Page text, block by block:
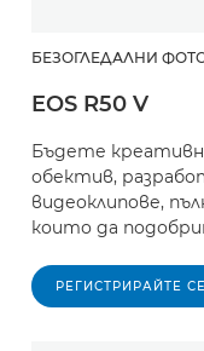
БЕЗОГЛЕДАЛНИ
EOS R50 V
Бъдете
обектив,
видеоклипове,
които да
РЕГИСТРИРАЙТЕ